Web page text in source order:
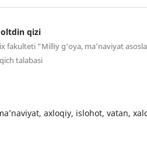
qizi
fakulteti “Milliy g‘oya, ma’naviyat
talabasi
axloqiy, islohot, vatan,